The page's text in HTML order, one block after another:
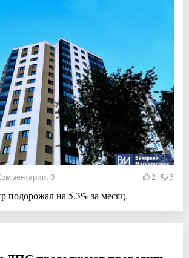
0 2 3
подорожал на 5,3% за месяц.